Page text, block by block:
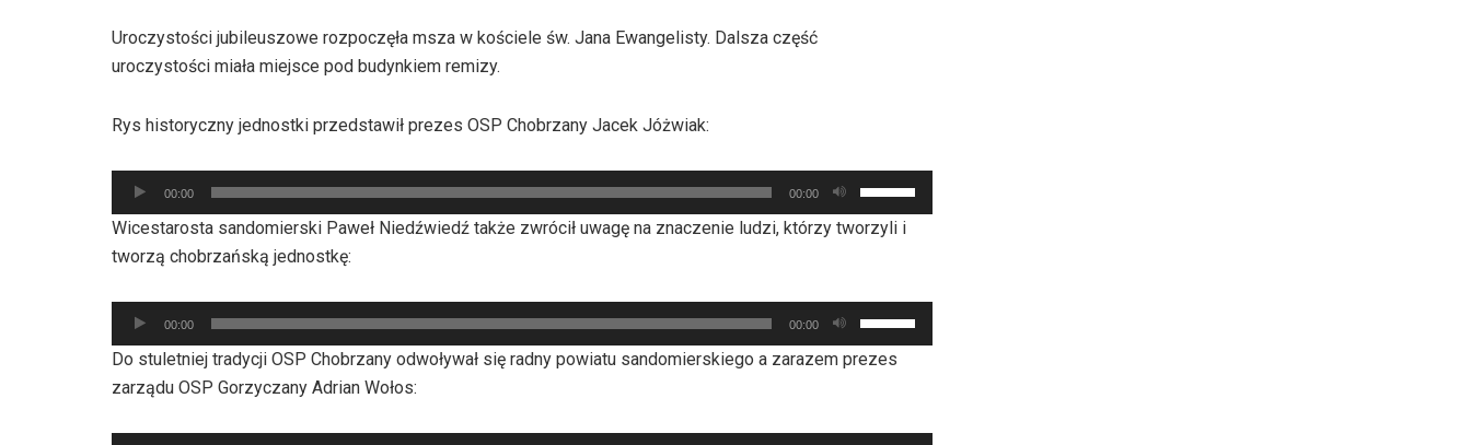
Uroczystości jubileuszowe rozpoczęła msza w kościele św. Jana Ewangelisty. Dalsza część
uroczystości miała miejsce pod budynkiem remizy.
Rys historyczny jednostki przedstawił prezes OSP Chobrzany Jacek Jóżwiak:
Odtwarzacz
plików
dźwiękowych
00:00 00:00
strzałek
do
do
dołu
lub
Wicestarosta sandomierski Paweł Niedźwiedź także zwrócił uwagę na znaczenie ludzi, którzy tworzyli i
tworzą chobrzańską jednostkę:
Odtwarzacz
plików
dźwiękowych
00:00 00:00
strzałek
do
Do stuletniej tradycji OSP Chobrzany odwoływał się radny powiatu sandomierskiego a zarazem prezes
zarządu OSP Gorzyczany Adrian Wołos: